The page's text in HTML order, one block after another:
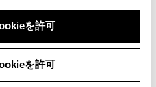
を許可
を許可
いいえ